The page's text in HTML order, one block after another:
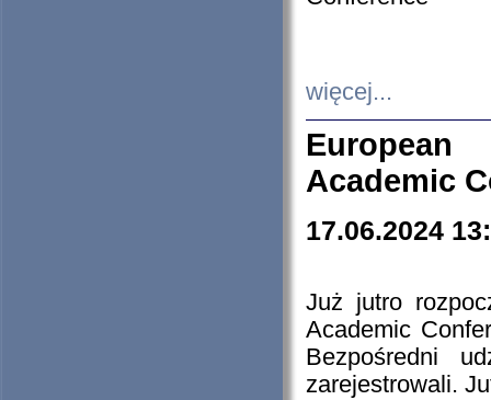
więcej...
European
Academic
17.06.2024
Już jutro
Academic
Bezpośredni
zarejestrowali.